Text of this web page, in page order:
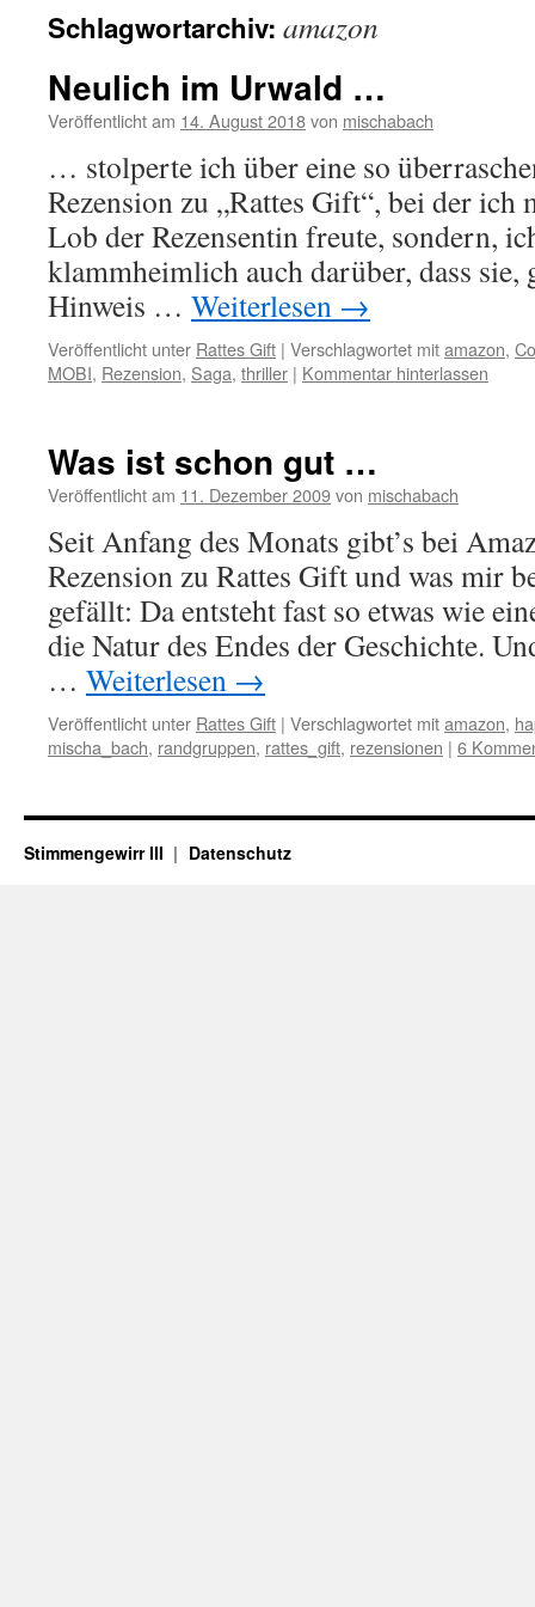
Schlagwortarchiv: amazon
Neulich im Urwald …
Veröffentlicht am 14. August 2018von mischabach
… stolperte ich über eine so
Rezension zu „Rattes Gift“, bei der ich
Lob der Rezensentin freute, sondern,
klammheimlich auch darüber, dass sie,
Hinweis … Weiterlesen →
Veröffentlicht unter Rattes Gift | Verschlagwortet mitamazon,
MOBI, Rezension, Saga, thriller | Kommentar hinterlassen
Was ist schon gut …
Veröffentlicht am 11. Dezember 2009von mischabach
Seit Anfang des Monats gibt’s bei
Rezension zu Rattes Gift und was mir
gefällt: Da entsteht fast so etwas wie
die Natur des Endes der Geschichte.
… Weiterlesen →
Veröffentlicht unter Rattes Gift | Verschlagwortet mitamazon,
mischa_bach, randgruppen, rattes_gift, rezensionen | 6
Stimmengewirr III Datenschutz